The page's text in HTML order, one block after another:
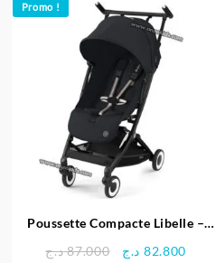
était :
Promo !
Poussette Compacte Libelle –
87.000 د.ج
Le
82.800 د.ج